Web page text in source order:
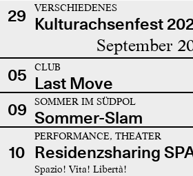
29 VERSCHIEDENES
Kulturachsenfest
September
05 CLUB
Last Move
09
SOMMER IM SÜDPOL
Sommer-Slam
10
PERFORMANCE, THEATER
Residenzsharing
Spazio! Vita! Libertà!